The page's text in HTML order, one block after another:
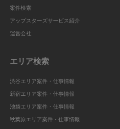
案件検索
アップスターズサービス紹介
運営会社
エリア検索
渋谷エリア案件・仕事情報
新宿エリア案件・仕事情報
池袋エリア案件・仕事情報
秋葉原エリア案件・仕事情報